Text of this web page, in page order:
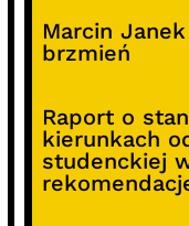
Marcin
brzmień
Raport o
kierunkach
studenckiej